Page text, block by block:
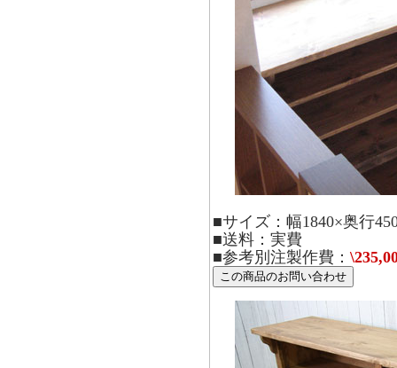
■サイズ：幅1840×奥行
■送料：実費
■参考別注製作費：